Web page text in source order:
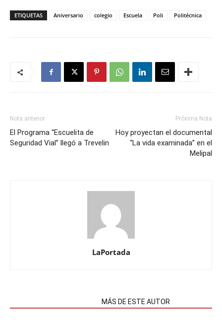
ETIQUETAS Aniversario colegio Escuela Poli Politécnica
Nota anterior
El Programa “Escuelita de
Seguridad Vial” llegó a Trevelin
Próxima Nota
Hoy proyectan el documental
“La vida examinada” en el
Melipal
LaPortada
MÁS DE ESTE AUTOR